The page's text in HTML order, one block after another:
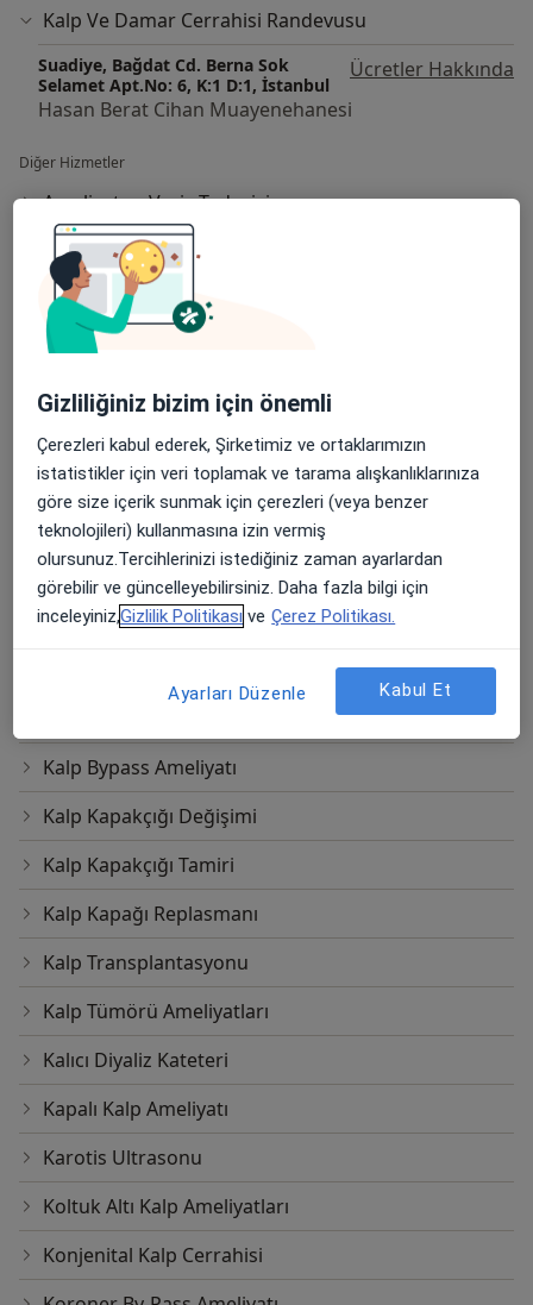
Kalp Ve Damar Cerrahisi Randevusu
Suadiye, Bağdat Cd. Berna Sok
Selamet Apt.No: 6, K:1 D:1, İstanbul
Ücretler Hakkında
Hasan Berat Cihan Muayenehanesi
Diğer Hizmetler
Ameliyatsız Varis Tedavisi
Anjioplasti
Aort Kapak Replasmanı
Aortik(Kalp) Anevrizma Cerrahisi
Aritmide Ablasyon Tedavisi
Balon Valvüloplasti
Damar Ameliyatları
Damar Cerrahisi Ameliyatları
Dekalsifikasyon(Kalp Kapakçıkları Hastalıkları
Tedavisinde)
Kalp Bypass Ameliyatı
Kalp Kapakçığı Değişimi
Kalp Kapakçığı Tamiri
Kalp Kapağı Replasmanı
Kalp Transplantasyonu
Kalp Tümörü Ameliyatları
Kalıcı Diyaliz Kateteri
Kapalı Kalp Ameliyatı
Karotis Ultrasonu
Koltuk Altı Kalp Ameliyatları
Konjenital Kalp Cerrahisi
Gizliliğiniz bizim için önemli
Çerezleri kabul ederek, Şirketimiz ve ortaklarımızın
istatistikler için veri toplamak ve tarama alışkanlıklarınıza
göre size içerik sunmak için çerezleri (veya benzer
teknolojileri) kullanmasına izin vermiş
olursunuz.Tercihlerinizi istediğiniz zaman ayarlardan
görebilir ve güncelleyebilirsiniz. Daha fazla bilgi için
inceleyiniz,Gizlilik Politikası ve Çerez Politikası.
Ayarları Düzenle Kabul Et